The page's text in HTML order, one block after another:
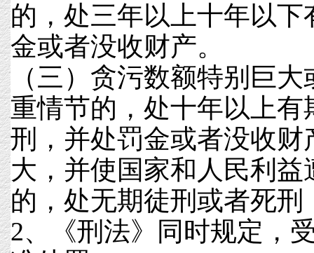
的，处三年以上十年以
金或者没收财产。
（三）贪污数额特别巨
重情节的，处十年以上
刑，并处罚金或者没收财
大，并使国家和人民利
的，处无期徒刑或者死
2、《刑法》同时规定，